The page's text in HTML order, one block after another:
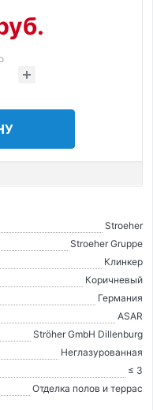
Stroeher
Stroeher Gruppe
Клинкер
Коричневый
Германия
ASAR
Ströher GmbH Dillenburg
Неглазурованная
≤ 3
Отделка полов и террас